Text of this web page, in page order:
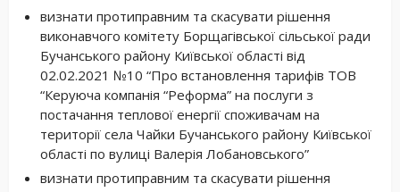
визнати протиправним та скасувати рішення
виконавчого комітету Борщагівської сільської ради
Бучанського району Київської області від
02.02.2021 №10 “Про встановлення тарифів ТОВ
“Керуюча компанія “Реформа” на послуги з
постачання теплової енергії споживачам на
території села Чайки Бучанського району Київської
області по вулиці Валерія Лобановського”
визнати протиправним та скасувати рішення